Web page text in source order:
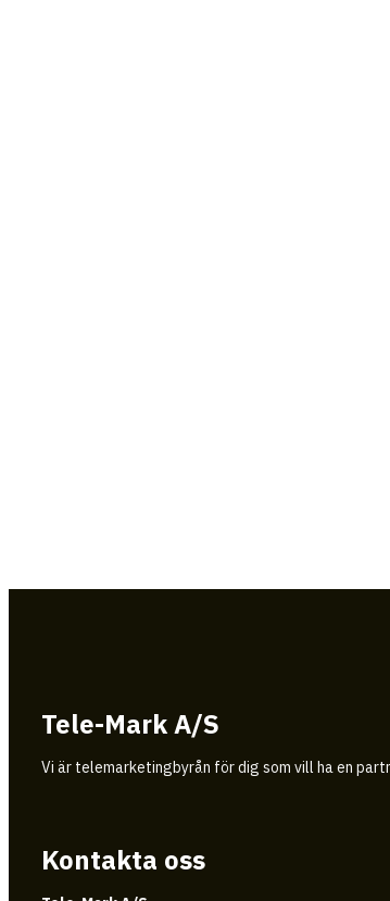
Tele-Mark A/S
Vi är telemarketingbyrån för dig som vill ha en
Kontakta oss